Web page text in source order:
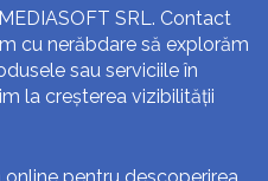
SRL. Contact
cu nerăbdare să explorăm
sau serviciile în
la creșterea vizibilității
pentru descoperirea